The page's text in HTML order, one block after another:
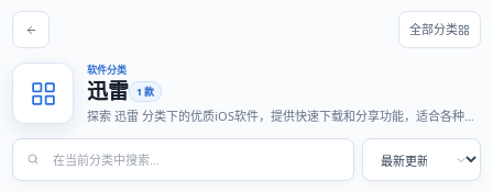
全部分类
软件分类
迅雷 1 款
探索 迅雷 分类下的优质iOS软件，提供快速下载和分享功能，适合各种使